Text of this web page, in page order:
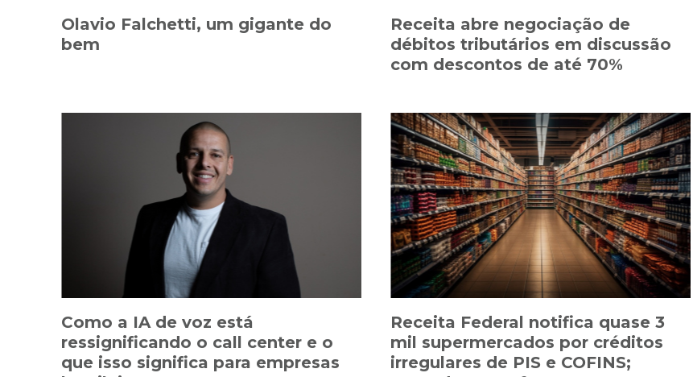
Olavio Falchetti, um gigante do
bem
Receita abre negociação de
débitos tributários em discussão
com descontos de até 70%
Como a IA de voz está
ressignificando o call center e o
que isso significa para empresas
Receita Federal notifica quase 3
mil supermercados por créditos
irregulares de PIS e COFINS;